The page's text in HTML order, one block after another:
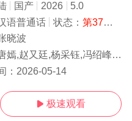
国产 2026
5.0
语普通话 状态： 第37集完结
晓波
,赵又廷,杨采钰,冯绍峰,晏紫东,何蓝逗,王菊,张超,陈昊森,倪虹洁,刘钧,沙宝亮,王姬,
： 2026-05-14
 极速观看